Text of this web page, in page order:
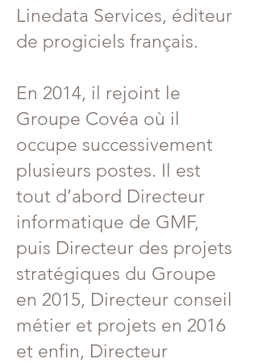
Linedata Services, éditeur
de progiciels français.
En 2014, il rejoint le
Groupe Covéa où il
occupe successivement
plusieurs postes. Il est
tout d’abord Directeur
informatique de GMF,
puis Directeur des projets
stratégiques du Groupe
en 2015, Directeur conseil
métier et projets en 2016
et enfin, Directeur